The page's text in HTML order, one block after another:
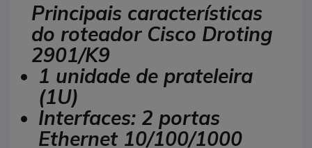
Principais características
do roteador Cisco Droting
2901/K9
1 unidade de prateleira
(1U)
Interfaces: 2 portas
Ethernet 10/100/1000